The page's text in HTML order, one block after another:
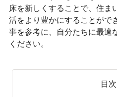
床を新しくすることで、住ま
活をより豊かにすることがで
事を参考に、自分たちに最適
ください。
目次